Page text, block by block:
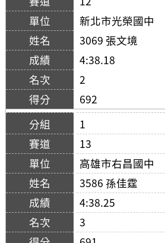
新北市光榮國中
3069 張文境
4:38.18
2
692
1
13
高雄市右昌國中
3586 孫佳霆
4:38.25
3